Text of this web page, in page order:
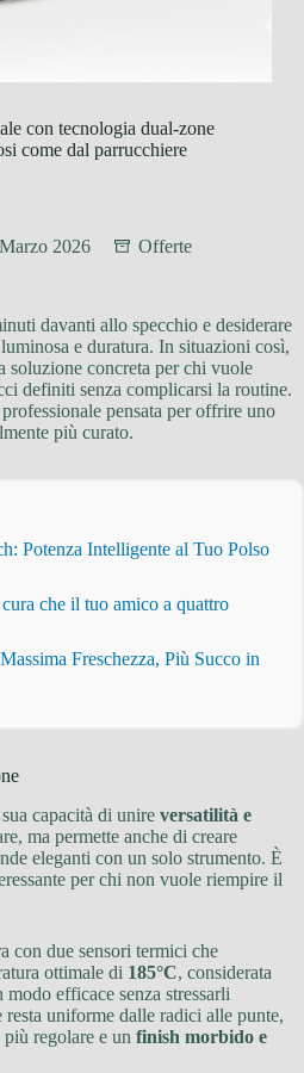
con tecnologia dual-zone
come dal parrucchiere
2026 Offerte
davanti allo specchio e desiderare
e duratura. In situazioni così,
soluzione concreta per chi vuole
definiti senza complicarsi la routine.
pensata per offrire uno
più curato.
Potenza Intelligente al Tuo Polso
che il tuo amico a quattro
Freschezza, Più Succo in
capacità di unire versatilità e
ma permette anche di creare
eleganti con un solo strumento. È
per chi non vuole riempire il
con due sensori termici che
ottimale di 185°C, considerata
efficace senza stressarli
uniforme dalle radici alle punte,
regolare e un finish morbido e